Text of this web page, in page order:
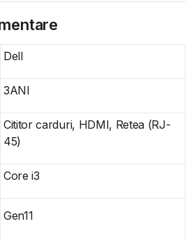
Dell
3ANI
Cititor carduri, HDMI, Retea (RJ-
45)
Core i3
Gen11